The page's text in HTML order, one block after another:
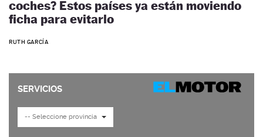
coches? Estos países ya están moviendo
ficha para evitarlo
RUTH GARCÍA